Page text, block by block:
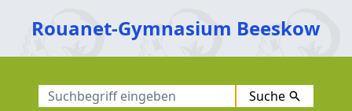
Rouanet-Gymnasium Beeskow
Suche